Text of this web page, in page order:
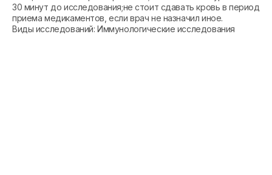
30 минут до исследования;не стоит сдавать кровь в период
приема медикаментов, если врач не назначил иное.
Виды исследований: Иммунологические исследования